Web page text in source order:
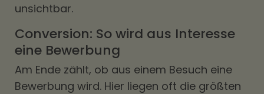
unsichtbar.
Conversion: So wird aus Interesse
eine Bewerbung
Am Ende zählt, ob aus einem Besuch eine
Bewerbung wird. Hier liegen oft die größten